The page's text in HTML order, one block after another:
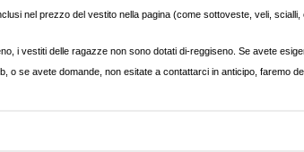
nel prezzo del vestito nella pagina (come sottoveste, veli,
i vestiti delle ragazze non sono dotati di-reggiseno. Se avete
o se avete domande, non esitate a contattarci in anticipo, faremo